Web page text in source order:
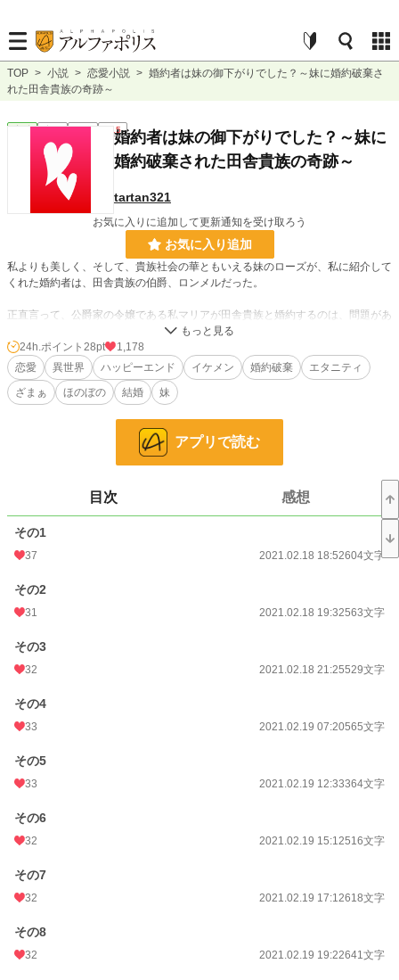
TOP > 小説 > 恋愛小説 > 婚約者は妹の御下がりでした？～妹に婚約破棄さ
れた田舎貴族の奇跡～
恋愛 完結 長編 R15婚約者は妹の御下がりでした？～妹に
婚約破棄された田舎貴族の奇跡～
tartan321
お気に入りに追加して更新通知を受け取ろう
お気に入り追加
私よりも美しく、そして、貴族社会の華ともいえる妹のローズが、私に紹介して
くれた婚約者は、田舎貴族の伯爵、ロンメルだった。
正直言って、公爵家の令嬢である私マリアが田舎貴族と婚約するのは、問題があ
ると思ったが、ロンメルは素朴でいい人間だった。
ところが、このロンメル、単なる田舎貴族ではなくて……。
小説 21,810 位 / 228,619 件
9,571 位 / 66,320 件
28 pt
文字数
更新日時
初回公開日時
初回完結日時
週間ポイント
年間ポイント
24h.ポイント 28pt
1,178
恋愛
異世界 ハッピーエンド イケメン 婚約破棄
エタニティ
ざまぁ
ほのぼの 結婚 妹
アプリで読む
目次 感想
その1
37 2021.02.18 18:52604文字
その2
31 2021.02.18 19:32563文字
その3
32 2021.02.18 21:25529文字
その4
33 2021.02.19 07:20565文字
その5
33 2021.02.19 12:33364文字
その6
32 2021.02.19 15:12516文字
その7
32 2021.02.19 17:12618文字
その8
32 2021.02.19 19:22641文字